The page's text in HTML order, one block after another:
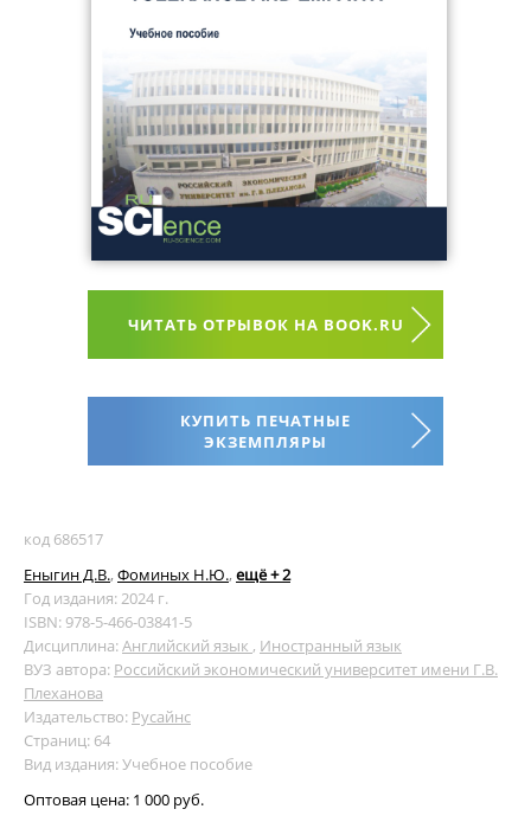
ЧИТАТЬ ОТРЫВОК НА BOOK.RU
КУПИТЬ ПЕЧАТНЫЕ
ЭКЗЕМПЛЯРЫ
код 686517
Еныгин Д.В., Фоминых Н.Ю., ещё + 2
Год издания: 2024 г.
ISBN: 978-5-466-03841-5
Дисциплина:Английский язык , Иностранный язык
ВУЗ автора: Российский экономический университет имени Г.В.
Плеханова
Издательство: Русайнс
Страниц: 64
Вид издания: Учебное пособие
Оптовая цена: 1 000 руб.